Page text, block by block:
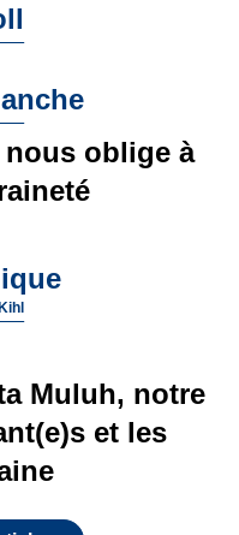
nous oblige à
Muluh, notre
et les